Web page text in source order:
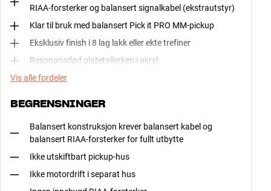
RIAA-forsterker og balansert signalkabel (ekstrautstyr)
Klar til bruk med balansert Pick it PRO MM-pickup
Eksklusiv finish i 8 lag lakk eller ekte trefiner
Resonansdød platetallerken i akryl
Vis alle fordeler
BEGRENSNINGER
Balansert konstruksjon krever balansert kabel og
balansert RIAA-forsterker for fullt utbytte
Ikke utskiftbart pickup-hus
Ikke motordrift i separat hus